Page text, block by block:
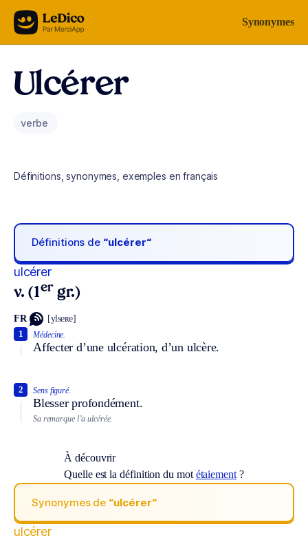
Aller au contenu Synonymes
Ulcérer
verbe
Définitions, synonymes, exemples en français
Définitions de “ulcérer“
ulcérer
v. (1er gr.)
FR [ylseʀe]
Médecine.
Affecter d’une ulcération, d’un ulcère.
1
Sens figuré.
Blesser profondément.
2
Sa remarque l’a ulcérée.
À découvrir
Quelle est la définition du motétaiement?
Synonymes de “ulcérer“
ulcérer